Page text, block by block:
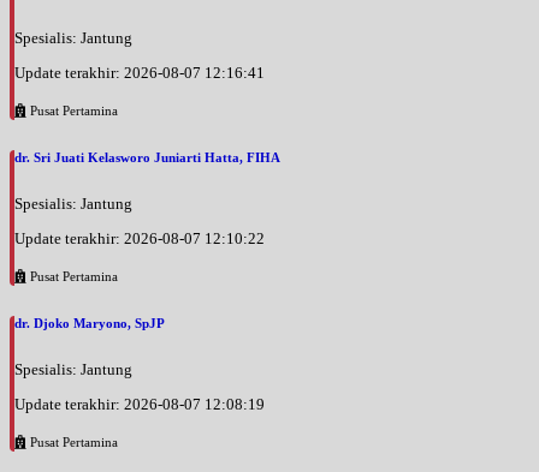
Spesialis: Jantung
Update terakhir: 2026-08-07 12:16:41
Pusat Pertamina
dr. Sri Juati Kelasworo Juniarti Hatta, FIHA
Spesialis: Jantung
Update terakhir: 2026-08-07 12:10:22
Pusat Pertamina
dr. Djoko Maryono, SpJP
Spesialis: Jantung
Update terakhir: 2026-08-07 12:08:19
Pusat Pertamina